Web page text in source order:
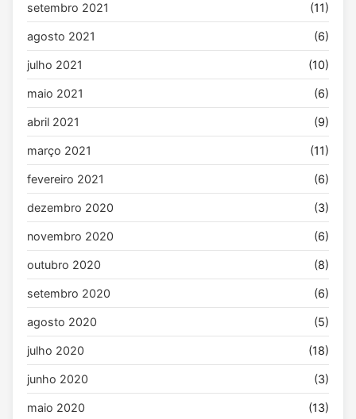
setembro 2021 (11)
agosto 2021 (6)
julho 2021 (10)
maio 2021 (6)
abril 2021 (9)
março 2021 (11)
fevereiro 2021 (6)
dezembro 2020 (3)
novembro 2020 (6)
outubro 2020 (8)
setembro 2020 (6)
agosto 2020 (5)
julho 2020 (18)
junho 2020 (3)
maio 2020 (13)